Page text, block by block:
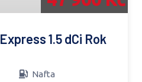
1.5 dCi Rok
Nafta